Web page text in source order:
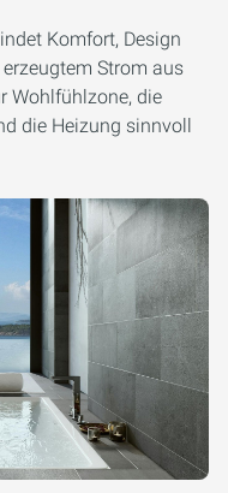
Komfort, Design
Strom aus
Wohlfühlzone, die
die Heizung sinnvoll